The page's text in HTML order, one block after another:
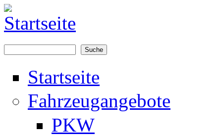
Direkt zum Inhalt
Startseite
Fahrzeugangebote
PKW